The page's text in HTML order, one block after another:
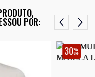
POR:
30%
OFF